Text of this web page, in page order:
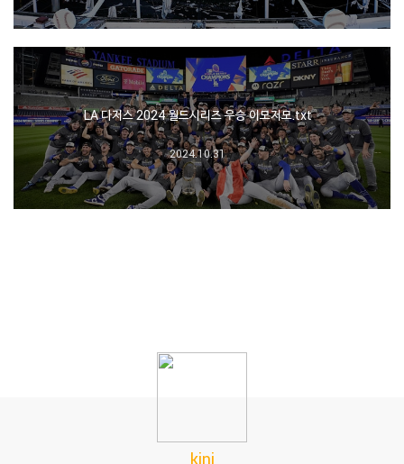
LA 다저스 2024 월드시리즈 우승 이모저모.txt
2024.10.31
kini